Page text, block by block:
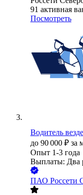
91 активная
Посмотреть
Водитель
до 90 000 ₽ за
Опыт 1-3 года
Выплаты: Два
ПАО Россети